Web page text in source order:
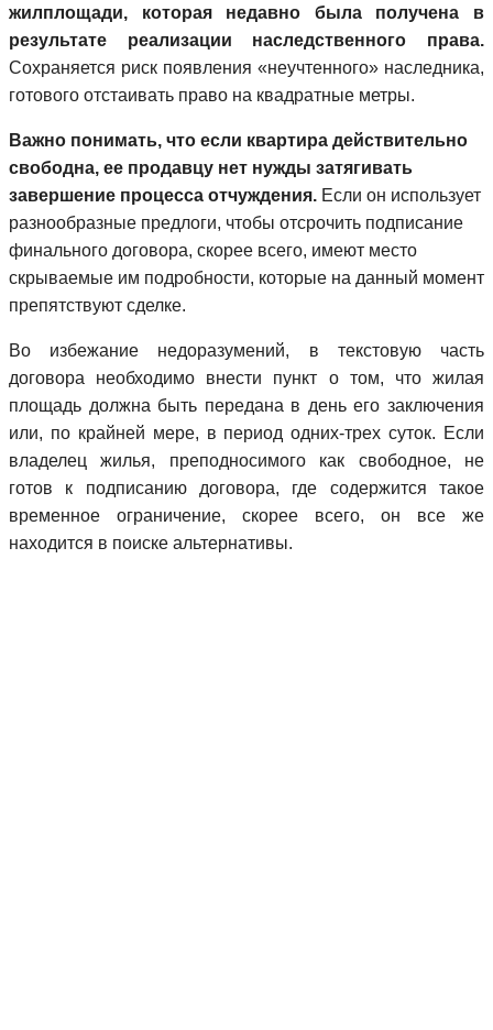
жилплощади, которая недавно была получена в
результате реализации наследственного права.
Сохраняется риск появления «неучтенного» наследника,
готового отстаивать право на квадратные метры.
Важно понимать, что если квартира действительно
свободна, ее продавцу нет нужды затягивать
завершение процесса отчуждения. Если он использует
разнообразные предлоги, чтобы отсрочить подписание
финального договора, скорее всего, имеют место
скрываемые им подробности, которые на данный момент
препятствуют сделке.
Во избежание недоразумений, в текстовую часть
договора необходимо внести пункт о том, что жилая
площадь должна быть передана в день его заключения
или, по крайней мере, в период одних-трех суток. Если
владелец жилья, преподносимого как свободное, не
готов к подписанию договора, где содержится такое
временное ограничение, скорее всего, он все же
находится в поиске альтернативы.